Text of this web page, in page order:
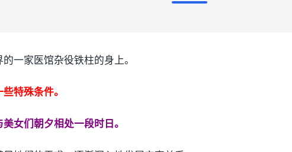
一家医馆杂役铁柱的身上。
特殊条件。
女们朝夕相处一段时日。